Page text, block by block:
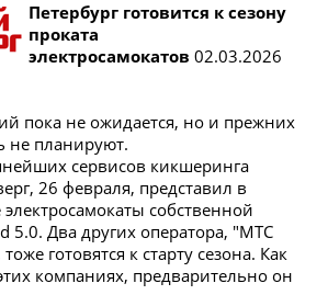
Петербург готовится к сезону
проката
электросамокатов 02.03.2026
пока не ожидается, но и прежних
не планируют.
сервисов кикшеринга
26 февраля, представил в
собственной
5.0. Два других оператора, "МТС
готовятся к старту сезона. Как
компаниях, предварительно он